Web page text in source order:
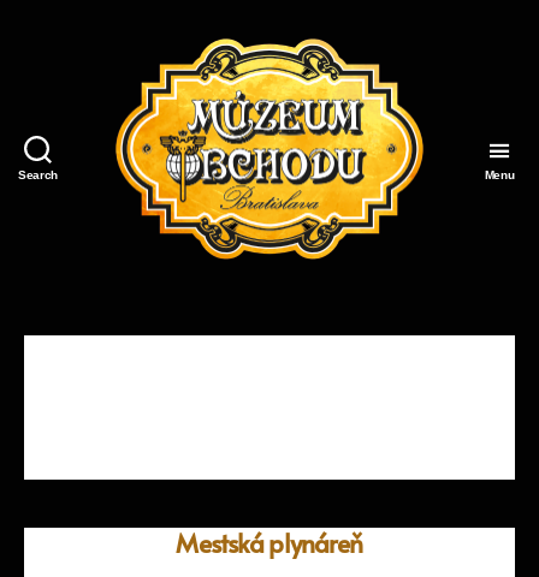
Search Menu
Mestská plynáreň